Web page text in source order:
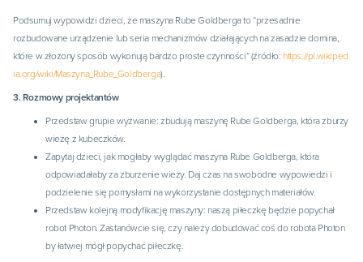
Podsumuj wypowidzi dzieci, że maszyna Rube Goldberga to “przesadnie
rozbudowane urządzenie lub seria mechanizmów działających na zasadzie domina,
które w złożony sposób wykonują bardzo proste czynności” (źródło: https://pl.wikiped
ia.org/wiki/Maszyna_Rube_Goldberga).
3. Rozmowy projektantów
Przedstaw grupie wyzwanie: zbudują maszynę Rube Goldberga, która zburzy
wieżę z kubeczków.
Zapytaj dzieci, jak mogłaby wyglądać maszyna Rube Goldberga, która
odpowiadałaby za zburzenie wieży. Daj czas na swobodne wypowiedzi i
podzielenie się pomysłami na wykorzystanie dostępnych materiałów.
Przedstaw kolejną modyfikację maszyny: naszą piłeczkę będzie popychał
robot Photon. Zastanówcie się, czy należy dobudować coś do robota Photon
by łatwiej mógł popychać piłeczkę.